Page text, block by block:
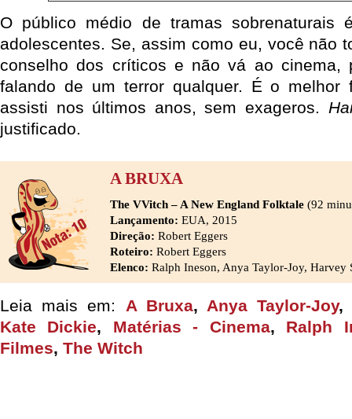
O público médio de tramas sobrenaturais
adolescentes. Se, assim como eu, você não
conselho dos críticos e não vá ao cinema,
falando de um terror qualquer. É o melhor
assisti nos últimos anos, sem exageros.
justificado.
A BRUXA
The VVitch – A New England Folktale (92
Lançamento: EUA, 2015
Direção: Robert Eggers
Roteiro: Robert Eggers
Elenco: Ralph Ineson, Anya Taylor-Joy, Harvey
Leia mais em: A Bruxa, Anya Taylor-Joy
Kate Dickie, Matérias - Cinema, Ralph
Filmes, The Witch